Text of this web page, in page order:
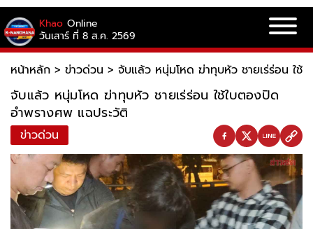
Khao Online
วันเสาร์ ที่ 8 ส.ค. 2569
หน้าหลัก > ข่าวด่วน > จับแล้ว หนุ่มโหด ฆ่าทุบหัว ชายเร่ร่อน ใช้
จับแล้ว หนุ่มโหด ฆ่าทุบหัว ชายเร่ร่อน ใช้ใบตองปิด
อำพรางศพ แฉประวัติ
ข่าวด่วน